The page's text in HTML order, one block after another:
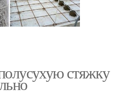
стяжку